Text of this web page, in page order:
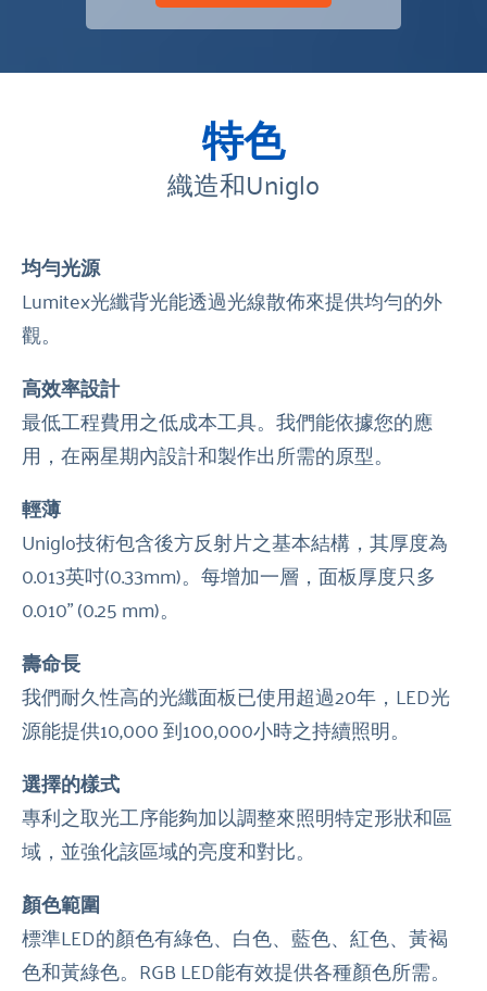
特色
織造和Uniglo
均勻光源
Lumitex光纖背光能透過光線散佈來提供均勻的外
觀。
高效率設計
最低工程費用之低成本工具。我們能依據您的應
用，在兩星期內設計和製作出所需的原型。
輕薄
Uniglo技術包含後方反射片之基本結構，其厚度為
0.013英吋(0.33mm)。每增加一層，面板厚度只多
0.010” (0.25 mm)。
壽命長
我們耐久性高的光纖面板已使用超過20年，LED光
源能提供10,000 到100,000小時之持續照明。
選擇的樣式
專利之取光工序能夠加以調整來照明特定形狀和區
域，並強化該區域的亮度和對比。
顏色範圍
標準LED的顏色有綠色、白色、藍色、紅色、黃褐
色和黃綠色。RGB LED能有效提供各種顏色所需。